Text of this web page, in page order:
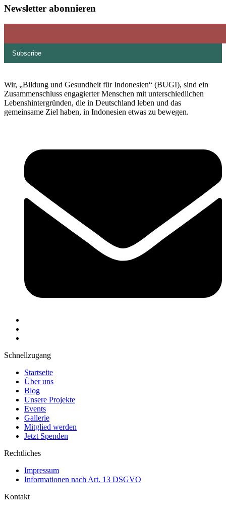
Newsletter abonnieren
Wir, „Bildung und Gesundheit für Indonesien“ (BUGI), sind ein
Zusammenschluss engagierter Menschen mit unterschiedlichen
Lebenshintergründen, die in Deutschland leben und das
gemeinsame Ziel haben, in Indonesien etwas zu bewegen.
Schnellzugang
Startseite
Über uns
Blog
Unsere Projekte
Events
Gallerie
Mitglied werden
Jetzt Spenden
Rechtliches
Impressum
Informationen nach Art. 13 DSGVO
Kontakt